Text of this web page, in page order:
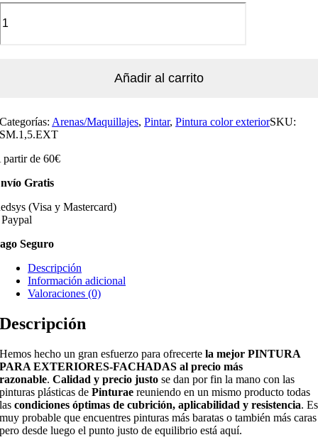
Añadir al carrito
Categorías: Arenas/Maquillajes,Pintar,Pintura color exteriorSKU:
SM.1,5.EXT
partir de 60€
Gratis
(Visa y Mastercard)
Seguro
Descripción
Información adicional
Valoraciones (0)
Descripción
Hemos hecho un gran esfuerzo para ofrecertela mejor PINTURA
PARA EXTERIORES-FACHADAS al precio más
razonable. Calidad y precio justo se dan por fin la mano con las
pinturas plásticas dePinturae reuniendo en un mismo producto todas
lascondiciones óptimas de cubrición, aplicabilidad y resistencia. Es
muy probable que encuentres pinturas más baratas o también más caras
pero desde luego el punto justo de equilibrio está aquí.